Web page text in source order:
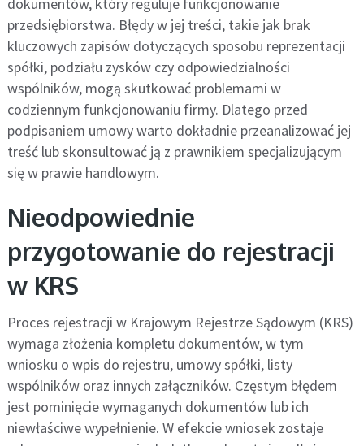
dokumentów, który reguluje funkcjonowanie
przedsiębiorstwa. Błędy w jej treści, takie jak brak
kluczowych zapisów dotyczących sposobu reprezentacji
spółki, podziału zysków czy odpowiedzialności
wspólników, mogą skutkować problemami w
codziennym funkcjonowaniu firmy. Dlatego przed
podpisaniem umowy warto dokładnie przeanalizować jej
treść lub skonsultować ją z prawnikiem specjalizującym
się w prawie handlowym.
Nieodpowiednie
przygotowanie do rejestracji
w KRS
Proces rejestracji w Krajowym Rejestrze Sądowym (KRS)
wymaga złożenia kompletu dokumentów, w tym
wniosku o wpis do rejestru, umowy spółki, listy
wspólników oraz innych załączników. Częstym błędem
jest pominięcie wymaganych dokumentów lub ich
niewłaściwe wypełnienie. W efekcie wniosek zostaje